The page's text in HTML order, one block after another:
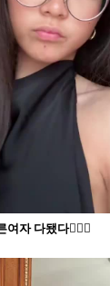
자 다됐다🙋🏻‍♀️